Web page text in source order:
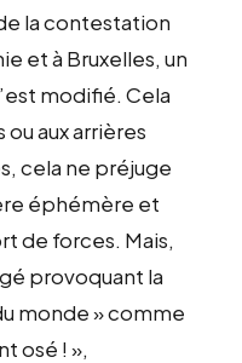
la contestation
et à Bruxelles, un
modifié. Cela
aux arrières
cela ne préjuge
éphémère et
de forces. Mais,
provoquant la
monde » comme
osé ! »,